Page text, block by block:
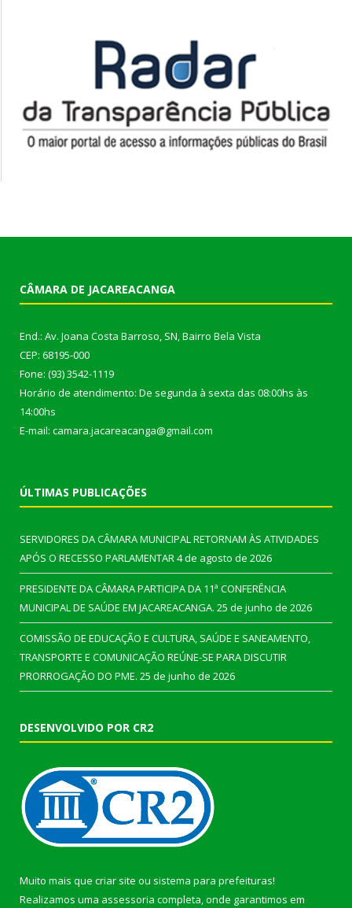
CÂMARA DE JACAREACANGA
End.: Av. Joana Costa Barroso, SN, Bairro Bela Vista
CEP: 68195-000
Fone: (93) 3542-1119
Horário de atendimento: De segunda à sexta das 08:00hs às
14:00hs
E-mail: camara.jacareacanga@gmail.com
ÚLTIMAS PUBLICAÇÕES
SERVIDORES DA CÂMARA MUNICIPAL RETORNAM ÀS ATIVIDADES
APÓS O RECESSO PARLAMENTAR4 de agosto de 2026
PRESIDENTE DA CÂMARA PARTICIPA DA 11ª CONFERÊNCIA
MUNICIPAL DE SAÚDE EM JACAREACANGA. 25 de junho de 2026
COMISSÃO DE EDUCAÇÃO E CULTURA, SAÚDE E SANEAMENTO,
TRANSPORTE E COMUNICAÇÃO REÚNE-SE PARA DISCUTIR
PRORROGAÇÃO DO PME. 25 de junho de 2026
DESENVOLVIDO POR CR2
Muito mais que criar site ou sistema para prefeituras!
Realizamos uma assessoria completa, onde garantimos em